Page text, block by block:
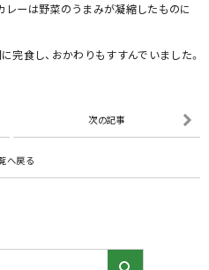
ーは野菜のうまみが凝縮したものに
完食し、おかわりもすすんでいました。
次の記事
へ戻る